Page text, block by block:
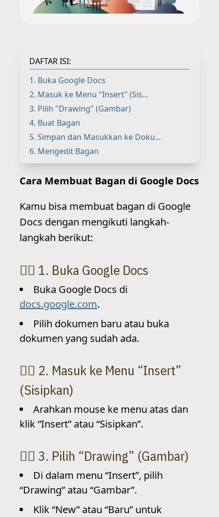
DAFTAR ISI:
1. Buka Google Docs
2. Masuk ke Menu "Insert" (Sis...
3. Pilih "Drawing" (Gambar)
4. Buat Bagan
5. Simpan dan Masukkan ke Doku...
6. Mengedit Bagan
Cara Membuat Bagan di Google Docs
Kamu bisa membuat bagan di Google
Docs dengan mengikuti langkah-
langkah berikut:
1. Buka Google Docs
Buka Google Docs di
docs.google.com.
Pilih dokumen baru atau buka
dokumen yang sudah ada.
2. Masuk ke Menu “Insert”
(Sisipkan)
Arahkan mouse ke menu atas dan
klik “Insert” atau “Sisipkan”.
3. Pilih “Drawing” (Gambar)
Di dalam menu “Insert”, pilih
“Drawing” atau “Gambar”.
Klik “New” atau “Baru” untuk